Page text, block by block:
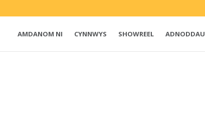
AMDANOM NI CYNNWYS SHOWREEL ADNODDAU